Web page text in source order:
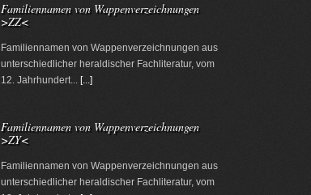
Familiennamen von Wappenverzeichnungen
>ZZ<
Familiennamen von Wappenverzeichnungen aus
unterschiedlicher heraldischer Fachliteratur, vom
12. Jahrhundert... [...]
Familiennamen von Wappenverzeichnungen
>ZY<
Familiennamen von Wappenverzeichnungen aus
unterschiedlicher heraldischer Fachliteratur, vom